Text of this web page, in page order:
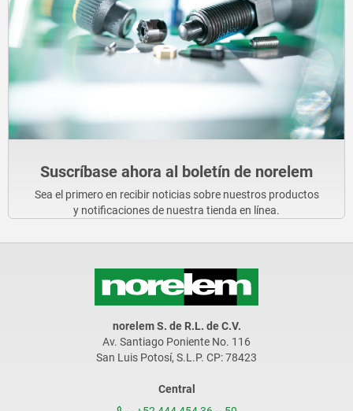
Suscríbase ahora al boletín de norelem
Sea el primero en recibir noticias sobre nuestros productos
y notificaciones de nuestra tienda en línea.
norelem S. de R.L. de C.V.
Av. Santiago Poniente No. 116
San Luis Potosí, S.L.P. CP: 78423
Central